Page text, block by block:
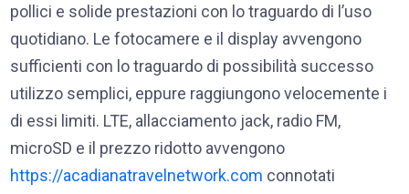
pollici e solide prestazioni con lo traguardo di l’uso
quotidiano. Le fotocamere e il display avvengono
sufficienti con lo traguardo di possibilità successo
utilizzo semplici, eppure raggiungono velocemente i
di essi limiti. LTE, allacciamento jack, radio FM,
microSD e il prezzo ridotto avvengono
https://acadianatravelnetwork.com connotati